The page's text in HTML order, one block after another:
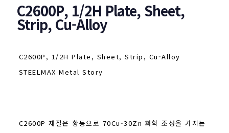
C2600P, 1/2H Plate, Sheet,
Strip, Cu-Alloy
C2600P, 1/2H Plate, Sheet, Strip, Cu-Alloy
STEELMAX Metal Story
C2600P 재질은 황동으로 70Cu-30Zn 화학 조성을 가지는